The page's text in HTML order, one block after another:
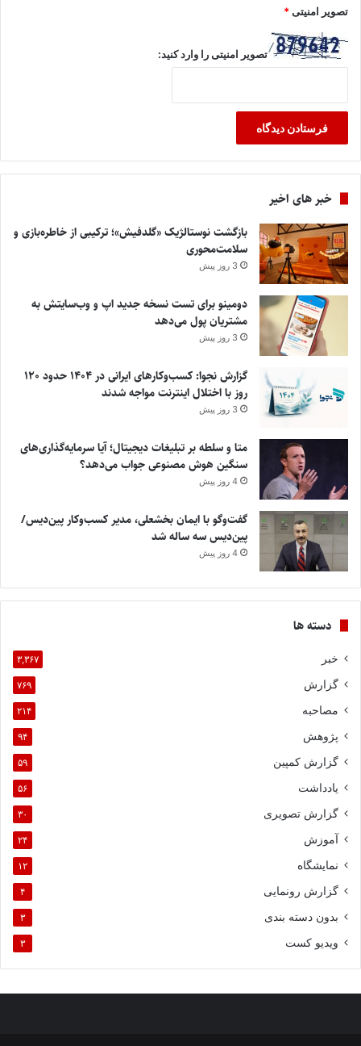
تصویر امنیتی*
تصویر امنیتی را وارد کنید:
خبر های اخیر
بازگشت نوستالژیک «گلدفیش»؛ ترکیبی از خاطره‌بازی و
سلامت‌محوری
3 روز پیش
دومینو برای تست نسخه جدید اپ و وب‌سایتش به
مشتریان پول می‌دهد
3 روز پیش
گزارش نجوا: کسب‌وکارهای ایرانی در ۱۴۰۴ حدود ۱۲۰
روز با اختلال اینترنت مواجه شدند
3 روز پیش
متا و سلطه بر تبلیغات دیجیتال؛ آیا سرمایه‌گذاری‌های
سنگین هوش مصنوعی جواب می‌دهد؟
4 روز پیش
گفت‌وگو با ایمان بخشعلی، مدیر کسب‌وکار پین‌دیس/
پین‌دیس سه ساله شد
4 روز پیش
دسته ها
خبر ۳,۳۶۷
گزارش ۷۶۹
مصاحبه ۲۱۴
پژوهش ۹۴
گزارش کمپین ۵۹
یادداشت ۵۶
گزارش تصویری ۳۰
آموزش ۲۴
نمایشگاه ۱۲
گزارش رونمایی ۴
بدون دسته بندی ۳
ویدیو کست ۳